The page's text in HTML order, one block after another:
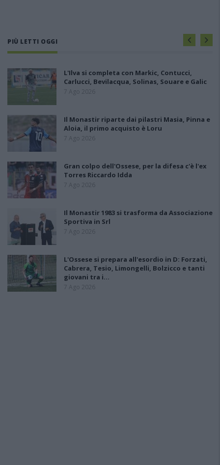
PIÙ LETTI OGGI
L'Ilva si completa con Markic, Contucci,
Carlucci, Bevilacqua, Solinas, Souare e Galic
7 Ago 2026
Il Monastir riparte dai pilastri Masia, Pinna e
Aloia, il primo acquisto è Loru
7 Ago 2026
Gran colpo dell'Ossese, per la difesa c'è l'ex
Torres Riccardo Idda
7 Ago 2026
Il Monastir 1983 si trasforma da Associazione
Sportiva in Srl
7 Ago 2026
L'Ossese si prepara all'esordio in D: Forzati,
Cabrera, Tesio, Limongelli, Bolzicco e tanti
giovani tra i…
7 Ago 2026